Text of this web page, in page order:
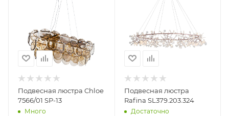
Подвесная люстра Chloe
7566/01 SP-13
Много
Подвесная люстра
Rafina SL379.203.324
Достаточно